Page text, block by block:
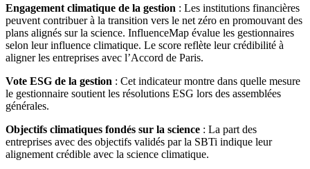
Engagement climatique de la gestion : Les institutions financières
peuvent contribuer à la transition vers le net zéro en promouvant des
plans alignés sur la science. InfluenceMap évalue les gestionnaires
selon leur influence climatique. Le score reflète leur crédibilité à
aligner les entreprises avec l’Accord de Paris.
Vote ESG de la gestion : Cet indicateur montre dans quelle mesure
le gestionnaire soutient les résolutions ESG lors des assemblées
générales.
Objectifs climatiques fondés sur la science : La part des
entreprises avec des objectifs validés par la SBTi indique leur
alignement crédible avec la science climatique.